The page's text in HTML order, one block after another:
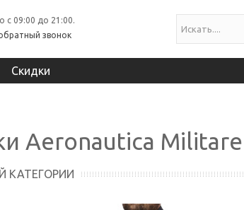
с 09:00 до 21:00.
звонок
Скидки
Aeronautica Militare
КАТЕГОРИИ